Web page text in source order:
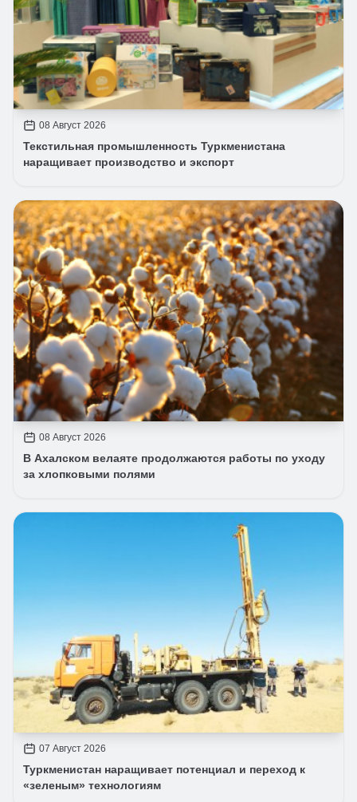
08 Август 2026
Текстильная промышленность Туркменистана
наращивает производство и экспорт
08 Август 2026
В Ахалском велаяте продолжаются работы по уходу
за хлопковыми полями
07 Август 2026
Туркменистан наращивает потенциал и переход к
«зеленым» технологиям